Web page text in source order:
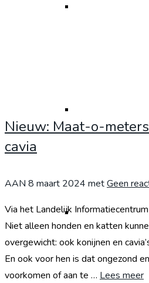
Medicatie bij
Nieuw: Maat-o-
cavia
AAN 8 maart 2024 metGeen
Via het Landelijk
Niet alleen honden en katten
overgewicht: ook konijnen en
En ook voor hen is dat ongezond
voorkomen of aan te … Lees meer